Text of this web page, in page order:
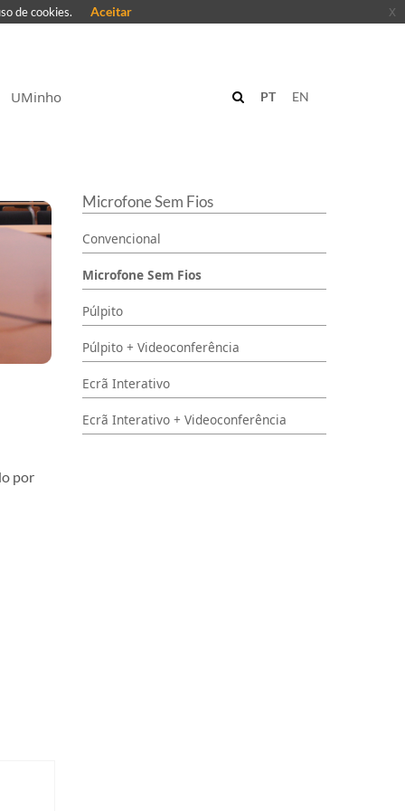
UMinho EN
PT
por
Microfone Sem Fios
Convencional
Microfone Sem Fios
Púlpito
Púlpito + Videoconferência
Ecrã Interativo
Ecrã Interativo + Videoconferência
de cookies. Aceitar x